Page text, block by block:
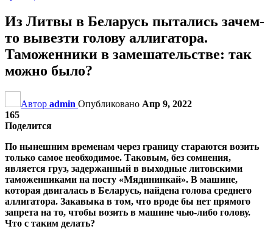
Из Литвы в Беларусь пытались зачем-
то вывезти голову аллигатора.
Таможенники в замешательстве: так
можно было?
Автор admin Опубликовано Апр 9, 2022
165
Поделится
По нынешним временам через границу стараются возить
только самое необходимое. Таковым, без сомнения,
является груз, задержанный в выходные литовскими
таможенниками на посту «Мядининкай». В машине,
которая двигалась в Беларусь, найдена голова среднего
аллигатора. Закавыка в том, что вроде бы нет прямого
запрета на то, чтобы возить в машине чью-либо голову.
Что с таким делать?